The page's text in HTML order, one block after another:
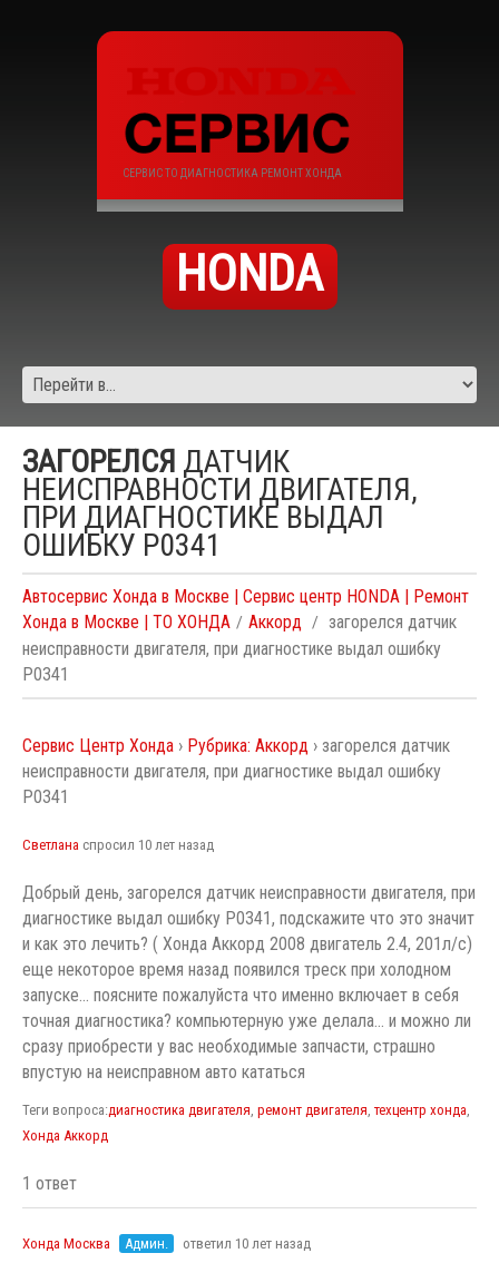
СЕРВИС ТО ДИАГНОСТИКА РЕМОНТ ХОНДА
HONDA
ЗАГОРЕЛСЯ ДАТЧИК
НЕИСПРАВНОСТИ ДВИГАТЕЛЯ,
ПРИ ДИАГНОСТИКЕ ВЫДАЛ
ОШИБКУ P0341
Автосервис Хонда в Москве | Сервис центр HONDA | Ремонт
Хонда в Москве | ТО ХОНДА
Аккорд
загорелся датчик
неисправности двигателя, при диагностике выдал ошибку
P0341
Сервис Центр Хонда › Рубрика: Аккорд › загорелся датчик
неисправности двигателя, при диагностике выдал ошибку
P0341
Светлана спросил 10 лет назад
Добрый день, загорелся датчик неисправности двигателя, при
диагностике выдал ошибку P0341, подскажите что это значит
и как это лечить? ( Хонда Аккорд 2008 двигатель 2.4, 201л/с)
еще некоторое время назад появился треск при холодном
запуске... поясните пожалуйста что именно включает в себя
точная диагностика? компьютерную уже делала... и можно ли
сразу приобрести у вас необходимые запчасти, страшно
впустую на неисправном авто кататься
Теги вопроса:диагностика двигателя, ремонт двигателя, техцентр хонда,
Хонда Аккорд
1 ответ
Хонда Москва Админ. ответил 10 лет назад